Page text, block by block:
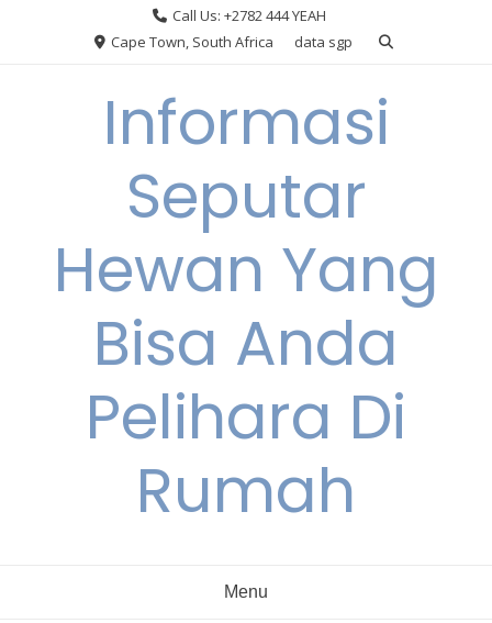
Call Us: +2782 444 YEAH
Cape Town, South Africa
data sgp
Informasi
Seputar
Hewan Yang
Bisa Anda
Pelihara Di
Rumah
Menu